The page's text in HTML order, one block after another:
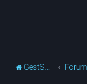
GestSup.fr Forum